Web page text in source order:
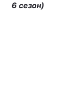
6 сезон)